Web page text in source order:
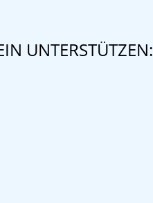
UNTERSTÜTZEN: